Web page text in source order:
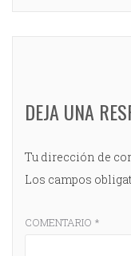
DEJA UNA
Tu dirección de
Los campos
COMENTARIO *